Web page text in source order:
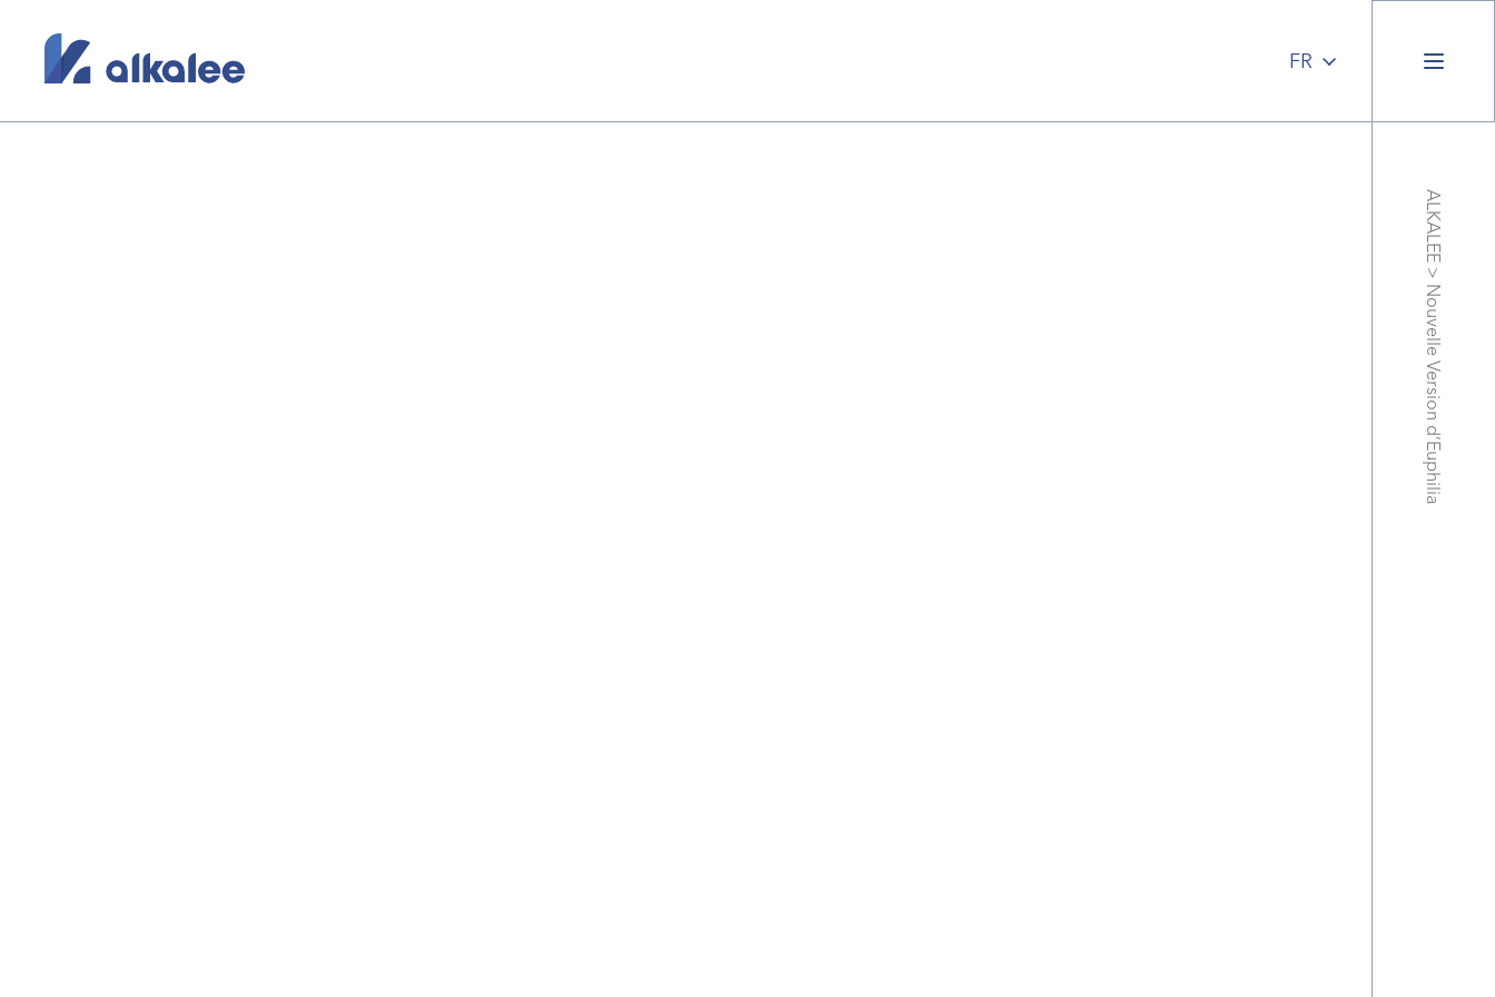
ALKALEE
>
Nouvelle Version d’Euphilia